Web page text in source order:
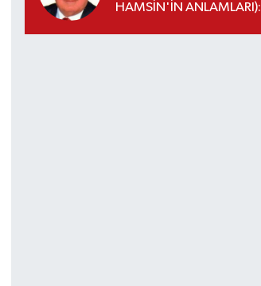
HAMSİN'İN ANLAMLARI):